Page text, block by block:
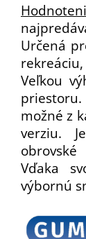
Určená
Veľkou
možné z
verziu.
Vďaka
výbornú